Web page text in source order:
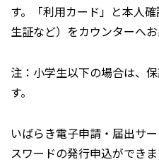
す。「利用カード」と本人
生証など）をカウンターへお
注：小学生以下の場合は、
す。
いばらき電子申請・届出サ
スワードの発行申込ができま